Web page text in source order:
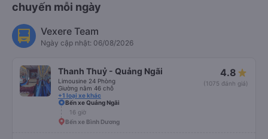
chuyến mỗi ngày
Vexere Team
Ngày cập nhật: 06/08/2026
Thanh Thuỷ - Quảng Ngãi
Limousine 24 Phòng
Giường nằm 46 chỗ
+1 loại xe khác
4.8
(1075 đánh giá)
Bến xe Quảng Ngãi
16 giờ
Bến xe Bình Dương